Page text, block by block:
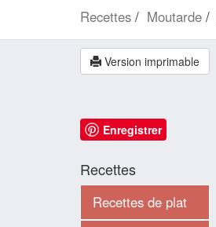
Recettes Moutarde
Version imprimable
Enregistrer
Recettes
Recettes de plat